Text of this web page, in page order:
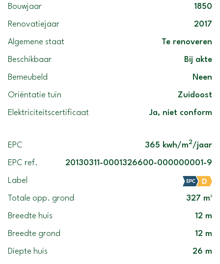
Bouwjaar 1850
Renovatiejaar 2017
Algemene staat Te renoveren
Beschikbaar Bij akte
Bemeubeld Neen
Oriëntatie tuin Zuidoost
Elektriciteitscertificaat Ja, niet conform
EPC 365 kwh/m2/jaar
EPC ref. 20130311-0001326600-000000001-9
Label
Totale opp. grond 327 m²
Breedte huis 12 m
Breedte grond 12 m
Diepte huis 26 m